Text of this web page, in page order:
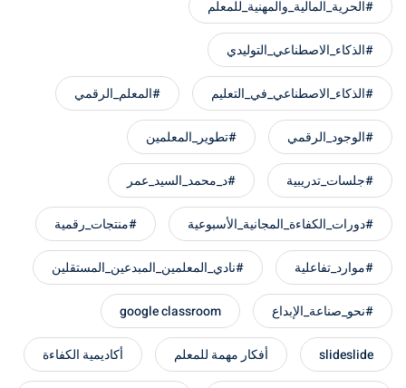
#الحرية_المالية_والمهنية_للمعلم
#الذكاء_الاصطناعي_التوليدي
#الذكاء_الاصطناعي_في_التعليم #المعلم_الرقمي
#الوجود_الرقمي #تطوير_المعلمين
#جلسات_تدريبية #د_محمد_السيد_عمر
#دورات_الكفاءة_المجانية_الأسبوعية #منتجات_رقمية
#موارد_تفاعلية #نادي_المعلمين_المبدعين_المستقلين
#نحو_صناعة_الإبداع google classroom
slideslide أفكار مهمة للمعلم أكاديمية الكفاءة